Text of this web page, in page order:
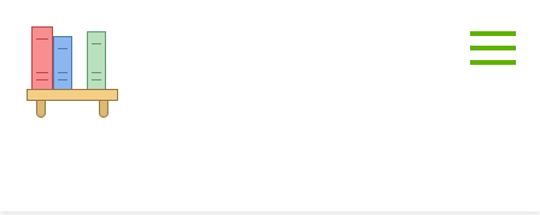
контенту